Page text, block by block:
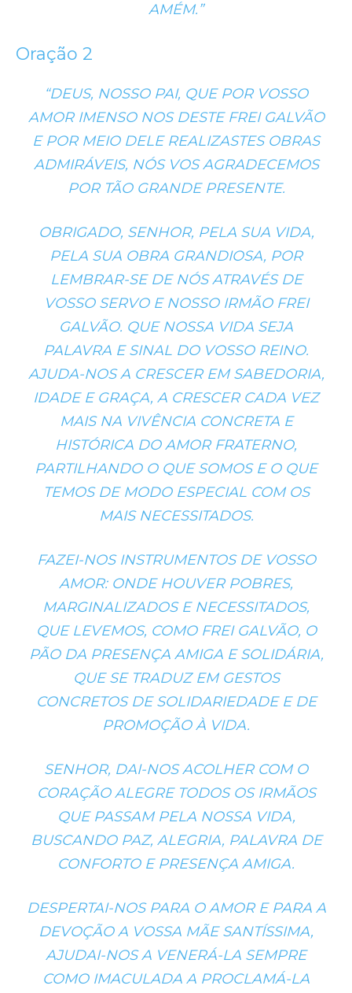
AMÉM.”
Oração 2
“DEUS, NOSSO PAI, QUE POR VOSSO
AMOR IMENSO NOS DESTE FREI GALVÃO
E POR MEIO DELE REALIZASTES OBRAS
ADMIRÁVEIS, NÓS VOS AGRADECEMOS
POR TÃO GRANDE PRESENTE.
OBRIGADO, SENHOR, PELA SUA VIDA,
PELA SUA OBRA GRANDIOSA, POR
LEMBRAR-SE DE NÓS ATRAVÉS DE
VOSSO SERVO E NOSSO IRMÃO FREI
GALVÃO. QUE NOSSA VIDA SEJA
PALAVRA E SINAL DO VOSSO REINO.
AJUDA-NOS A CRESCER EM SABEDORIA,
IDADE E GRAÇA, A CRESCER CADA VEZ
MAIS NA VIVÊNCIA CONCRETA E
HISTÓRICA DO AMOR FRATERNO,
PARTILHANDO O QUE SOMOS E O QUE
TEMOS DE MODO ESPECIAL COM OS
MAIS NECESSITADOS.
FAZEI-NOS INSTRUMENTOS DE VOSSO
AMOR: ONDE HOUVER POBRES,
MARGINALIZADOS E NECESSITADOS,
QUE LEVEMOS, COMO FREI GALVÃO, O
PÃO DA PRESENÇA AMIGA E SOLIDÁRIA,
QUE SE TRADUZ EM GESTOS
CONCRETOS DE SOLIDARIEDADE E DE
PROMOÇÃO À VIDA.
SENHOR, DAI-NOS ACOLHER COM O
CORAÇÃO ALEGRE TODOS OS IRMÃOS
QUE PASSAM PELA NOSSA VIDA,
BUSCANDO PAZ, ALEGRIA, PALAVRA DE
CONFORTO E PRESENÇA AMIGA.
DESPERTAI-NOS PARA O AMOR E PARA A
DEVOÇÃO A VOSSA MÃE SANTÍSSIMA,
AJUDAI-NOS A VENERÁ-LA SEMPRE
COMO IMACULADA A PROCLAMÁ-LA